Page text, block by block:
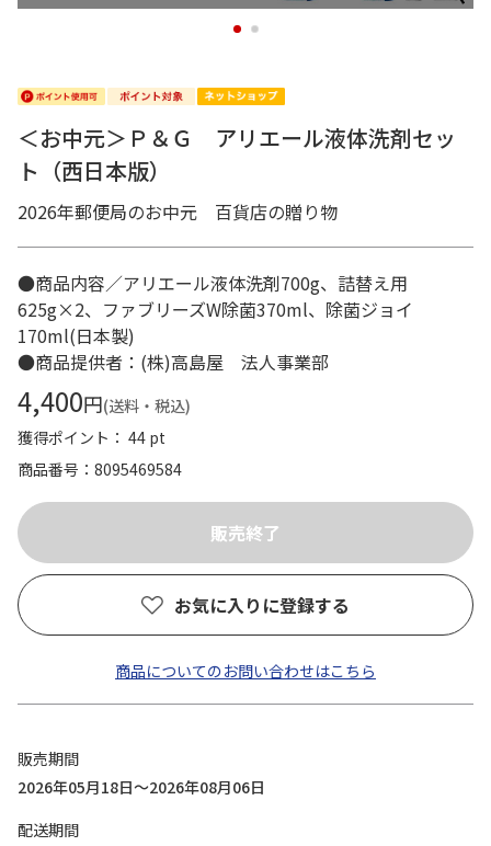
1 2
＜お中元＞Ｐ＆Ｇ アリエール液体洗剤セッ
ト（西日本版）
2026年郵便局のお中元 百貨店の贈り物
●商品内容／アリエール液体洗剤700g、詰替え用
625g×2、ファブリーズW除菌370ml、除菌ジョイ
170ml(日本製)
●商品提供者：(株)高島屋 法人事業部
4,400円(送料・税込)
獲得ポイント： 44 pt
商品番号
8095469584
お気に入りに登録する
商品についてのお問い合わせはこちら
販売期間
2026年05月18日～2026年08月06日
配送期間